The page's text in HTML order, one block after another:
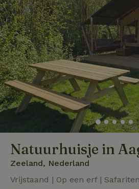
Natuurhuisje in
Zeeland, Nederland
Vrijstaand | Op een erf |